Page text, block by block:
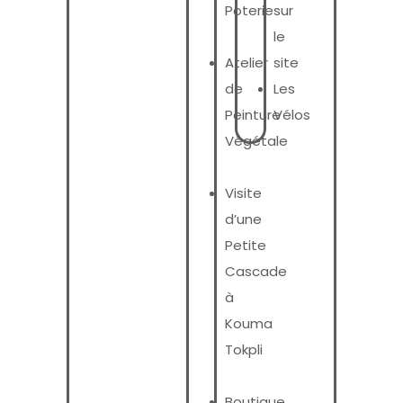
Poterie
Atelier
de
Peinture
Végétale
Visite
d’une
Petite
Cascade
à
Kouma
Tokpli
sur
le
site
Les
Vélos